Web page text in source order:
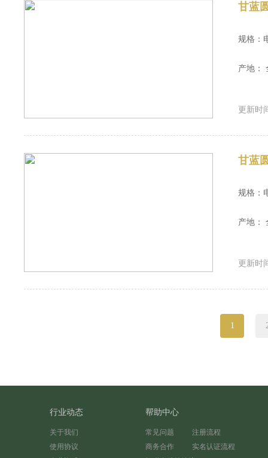
甘蓝
规格：
产地：
更新时
甘蓝
规格：
产地：
更新时
1
行业动态
关于我们
使用协议
帮助中心
常见问题
注册流程
商务合作
实名认证流程